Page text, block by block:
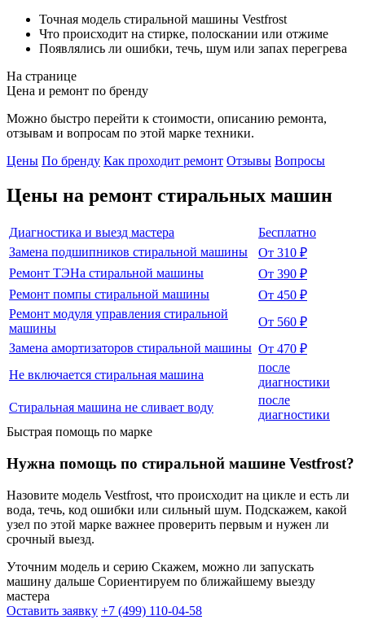
Точная модель стиральной машины Vestfrost
Что происходит на стирке, полоскании или отжиме
Появлялись ли ошибки, течь, шум или запах перегрева
На странице
Цена и ремонт по бренду
Можно быстро перейти к стоимости, описанию ремонта,
отзывам и вопросам по этой марке техники.
Цены По бренду Как проходит ремонт Отзывы Вопросы
Цены на ремонт стиральных машин
Диагностика и выезд мастера
Бесплатно
Замена подшипников стиральной машины
От 310 ₽
Ремонт ТЭНа стиральной машины
От 390 ₽
Ремонт помпы стиральной машины
От 450 ₽
Ремонт модуля управления стиральной
машины
От 560 ₽
Замена амортизаторов стиральной машины От 470 ₽
Не включается стиральная машина
после
диагностики
Стиральная машина не сливает воду
после
диагностики
Быстрая помощь по марке
Нужна помощь по стиральной машине Vestfrost?
Назовите модель Vestfrost, что происходит на цикле и есть ли
вода, течь, код ошибки или сильный шум. Подскажем, какой
узел по этой марке важнее проверить первым и нужен ли
срочный выезд.
Уточним модель и серию Скажем, можно ли запускать
машину дальше Сориентируем по ближайшему выезду
мастера
Оставить заявку +7 (499) 110-04-58